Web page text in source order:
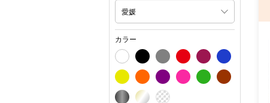
愛媛
カラー